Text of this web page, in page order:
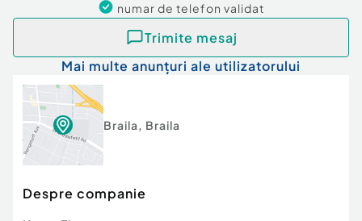
numar de telefon validat
Trimite mesaj
Mai multe anunțuri ale utilizatorului
Braila, Braila
Despre companie